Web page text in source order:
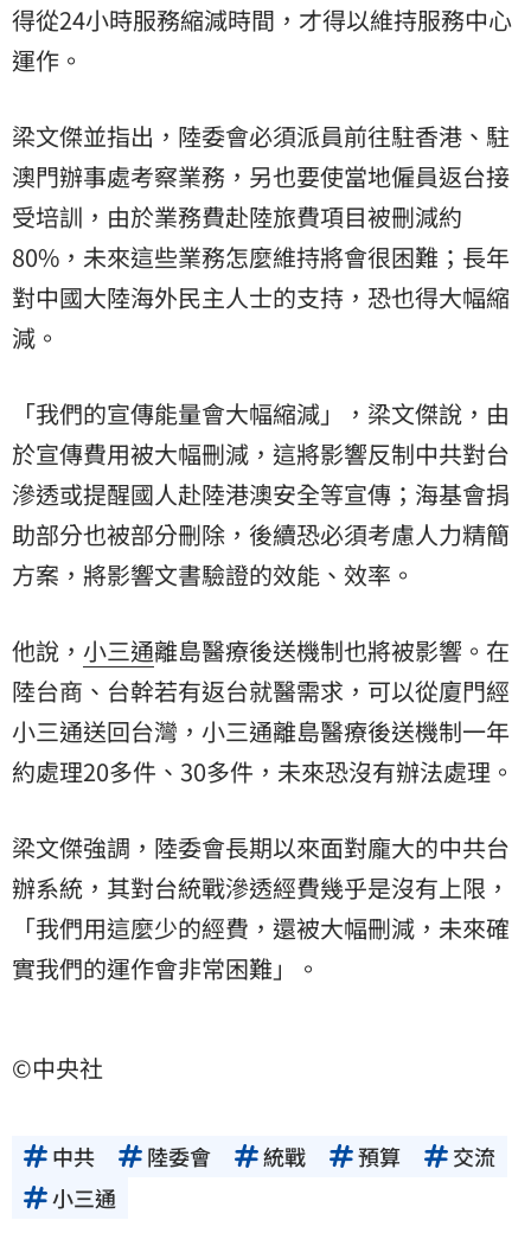
得從24小時服務縮減時間，才得以維持服務中心
運作。
梁文傑並指出，陸委會必須派員前往駐香港、駐
澳門辦事處考察業務，另也要使當地僱員返台接
受培訓，由於業務費赴陸旅費項目被刪減約
80%，未來這些業務怎麼維持將會很困難；長年
對中國大陸海外民主人士的支持，恐也得大幅縮
減。
「我們的宣傳能量會大幅縮減」，梁文傑說，由
於宣傳費用被大幅刪減，這將影響反制中共對台
滲透或提醒國人赴陸港澳安全等宣傳；海基會捐
助部分也被部分刪除，後續恐必須考慮人力精簡
方案，將影響文書驗證的效能、效率。
他說， 小三通離島醫療後送機制也將被影響。在
陸台商、台幹若有返台就醫需求，可以從廈門經
小三通送回台灣，小三通離島醫療後送機制一年
約處理20多件、30多件，未來恐沒有辦法處理。
梁文傑強調，陸委會長期以來面對龐大的中共台
辦系統，其對台統戰滲透經費幾乎是沒有上限，
「我們用這麼少的經費，還被大幅刪減，未來確
實我們的運作會非常困難」。
©中央社
中共 陸委會 統戰 預算
交流
小三通